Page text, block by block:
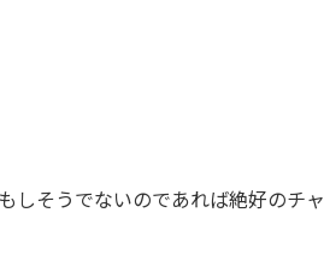
しそうでないのであれば絶好のチャ